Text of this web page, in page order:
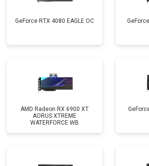
GeForce RTX 4080 EAGLE OC
AMD Radeon RX 6900 XT
AORUS XTREME
WATERFORCE WB